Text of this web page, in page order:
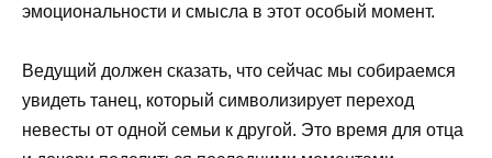
эмоциональности и смысла в этот особый момент.
Ведущий должен сказать, что сейчас мы собираемся
увидеть танец, который символизирует переход
невесты от одной семьи к другой. Это время для отца